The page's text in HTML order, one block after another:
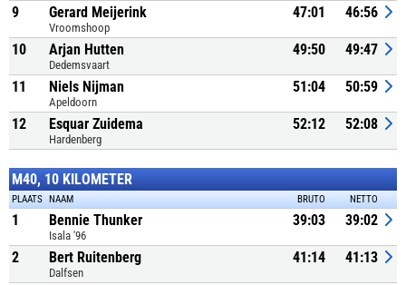
9 Gerard Meijerink
Vroomshoop
47:01 46:56
10 Arjan Hutten
Dedemsvaart
49:50 49:47
11 Niels Nijman
Apeldoorn
51:04 50:59
12 Esquar Zuidema
Hardenberg
52:12 52:08
M40, 10 KILOMETER
PLAATS NAAM BRUTO NETTO
1 Bennie Thunker
Isala '96
39:03 39:02
2 Bert Ruitenberg
Dalfsen
41:14 41:13